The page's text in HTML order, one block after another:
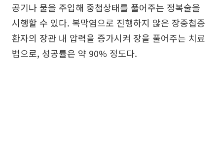
공기나 물을 주입해 중첩상태를 풀어주는 정복술을
시행할 수 있다. 복막염으로 진행하지 않은 장중첩증
환자의 장관 내 압력을 증가시켜 장을 풀어주는 치료
법으로, 성공률은 약 90% 정도다.